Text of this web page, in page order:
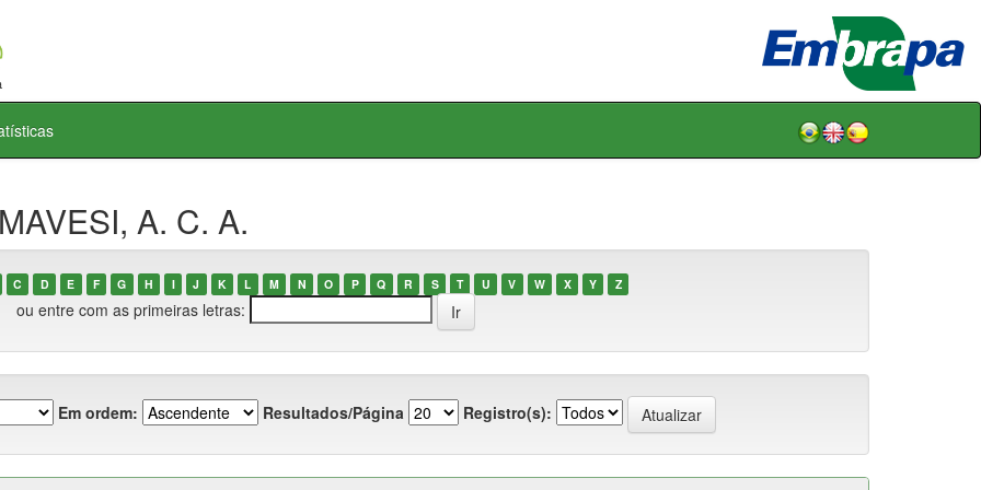
A. C. A.
C D E F G H I J K L M N O P Q R S T U V W X Y Z
ou entre com as primeiras letras:
Em ordem: Resultados/Página Registro(s):